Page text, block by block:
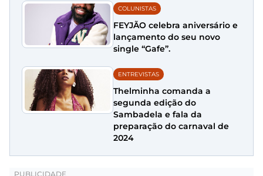
COLUNISTAS
FEYJÃO celebra aniversário e
lançamento do seu novo
single “Gafe”.
ENTREVISTAS
Thelminha comanda a
segunda edição do
Sambadela e fala da
preparação do carnaval de
2024